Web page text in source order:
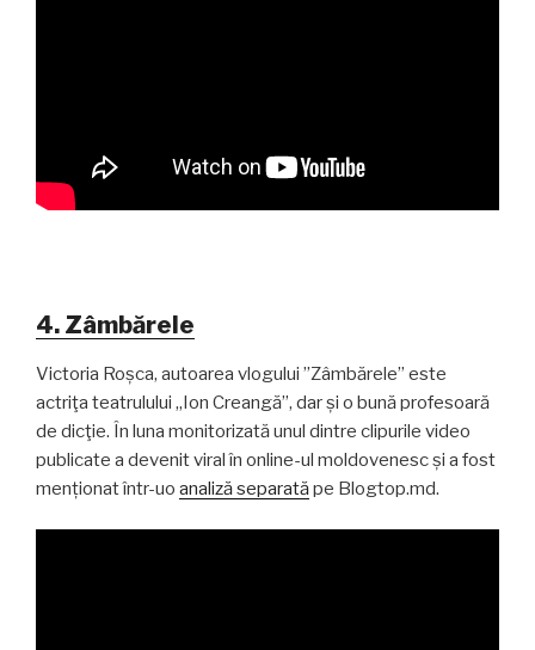
4. Zâmbărele
Victoria Roșca, autoarea vlogului ”Zâmbărele” este
actriţa teatrulului „Ion Creangă”, dar și o bună profesoară
de dicţie. În luna monitorizată unul dintre clipurile video
publicate a devenit viral în online-ul moldovenesc și a fost
menționat într-uo analiză separatăpe Blogtop.md.